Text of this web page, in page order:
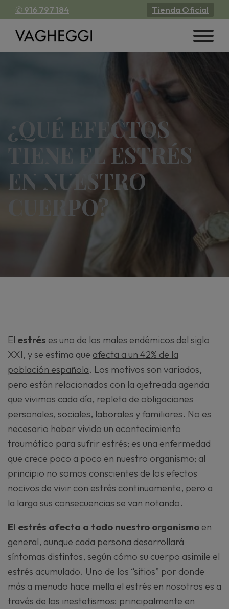
✆ 916 797 184 Tienda Oficial
¿QUÉ EFECTOS
TIENE EL ESTRÉS
EN NUESTRO
CUERPO?
El estrés es uno de los males endémicos del siglo
XXI, y se estima que afecta a un 42% de la
población española. Los motivos son variados,
pero están relacionados con la ajetreada agenda
que vivimos cada día, repleta de obligaciones
personales, sociales, laborales y familiares. No es
necesario haber vivido un acontecimiento
traumático para sufrir estrés; es una enfermedad
que crece poco a poco en nuestro organismo; al
principio no somos conscientes de los efectos
nocivos de vivir con estrés continuamente, pero a
la larga sus consecuencias se van notando.
El estrés afecta a todo nuestro organismo en
general, aunque cada persona desarrollará
síntomas distintos, según cómo su cuerpo asimile el
estrés acumulado. Uno de los “sitios” por donde
más a menudo hace mella el estrés en nosotros es a
través de los inestetismos: principalmente en